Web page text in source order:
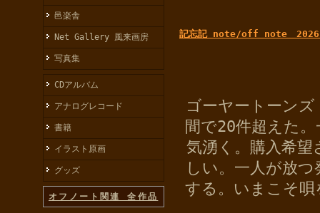
邑楽舎
Net Gallery 風来画房
写真集
CDアルバム
アナログレコード
書籍
イラスト原画
グッズ
オフノート関連 全作品
記忘記 note/off note
ゴーヤートーン
間で20件超えた
気湧く。購入希
しい。一人が放
する。いまこそ